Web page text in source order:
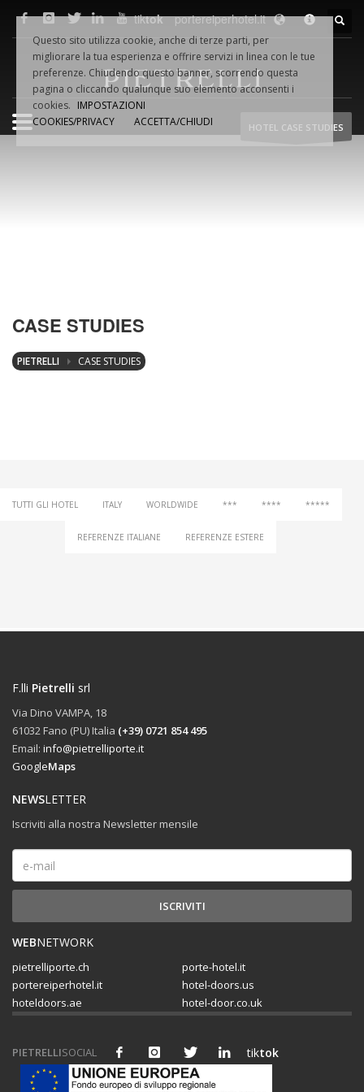
F.LLIPIETRELLISRL
Via Dino VAMPA, 18
61032 Fano (PU) Italia
+39.0721.854495
Fax +39.0721.854954
hoteldoors.ae
tiktok portereiperhotel.it
HOTEL CASE STUDIES
CASE STUDIES
PIETRELLI CASE STUDIES
TUTTI GLI HOTEL ITALY WORLDWIDE *** **** *****
REFERENZE ITALIANE REFERENZE ESTERE
F.lli Pietrelli srl
Via Dino VAMPA, 18
61032 Fano (PU) Italia (+39) 0721 854 495
Email: info@pietrelliporte.it
GoogleMaps
NEWSLETTER
Iscriviti alla nostra Newsletter mensile
WEBNETWORK
pietrelliporte.ch
porte-hotel.it
portereiperhotel.it
hotel-doors.us
hoteldoors.ae
hotel-door.co.uk
PIETRELLISOCIAL tiktok
Questo sito utilizza cookie, anche di terze parti, per
migliorare la tua esperienza e offrire servizi in linea con le tue
preferenze. Chiudendo questo banner, scorrendo questa
pagina o cliccando qualunque suo elemento acconsenti i
cookies. IMPOSTAZIONI
COOKIES/PRIVACY
ACCETTA/CHIUDI